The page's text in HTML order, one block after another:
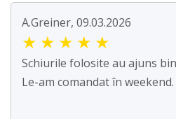
A.Greiner, 09.03.2026
★ ★ ★ ★ ★
Schiurile folosite au ajuns
Le-am comandat în